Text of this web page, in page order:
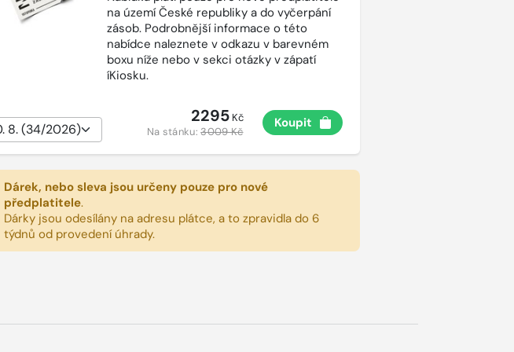
na území České republiky a do vyčerpání
zásob. Podrobnější informace o této
nabídce naleznete v odkazu v barevném
boxu níže nebo v sekci otázky v zápatí
íKiosku.
2295Kč
Na stánku:3009 Kč
Koupit
Dárek, nebo sleva jsou určeny pouze pro nové
předplatitele.
Dárky jsou odesílány na adresu plátce, a to zpravidla do 6
týdnů od provedení úhrady.